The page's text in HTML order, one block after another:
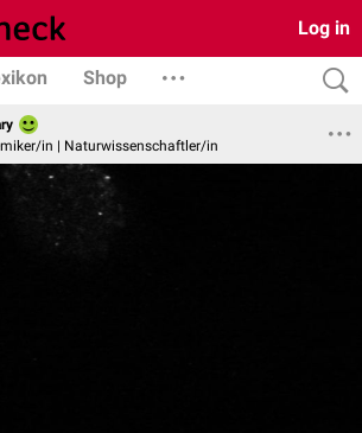
Log in
Shop
in | Naturwissenschaftler/in